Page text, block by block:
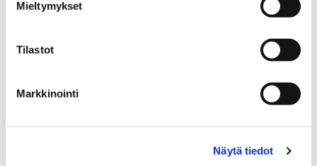
Mieltymykset
Tilastot
Markkinointi
Näytä tiedot
Ajankohtaista hankkeesta
Uusi työyksinäisyyttä selvittävä tutkimushanke on
työyksinäisyydestä ja ennaltaehkäisevän ja